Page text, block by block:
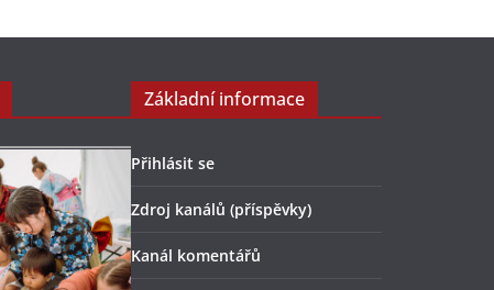
Základní informace
Přihlásit se
Zdroj kanálů (příspěvky)
Kanál komentářů